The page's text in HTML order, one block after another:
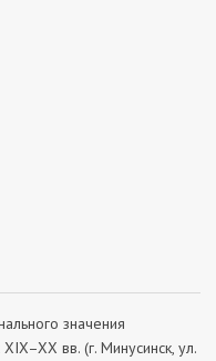
значения
вв. (г. Минусинск, ул.